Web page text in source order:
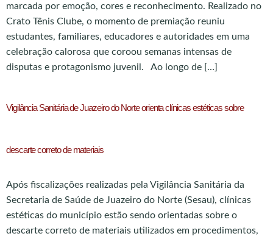
marcada por emoção, cores e reconhecimento. Realizado no
Crato Tênis Clube, o momento de premiação reuniu
estudantes, familiares, educadores e autoridades em uma
celebração calorosa que coroou semanas intensas de
disputas e protagonismo juvenil. Ao longo de […]
Vigilância Sanitária de Juazeiro do Norte orienta clínicas estéticas sobre
descarte correto de materiais
Após fiscalizações realizadas pela Vigilância Sanitária da
Secretaria de Saúde de Juazeiro do Norte (Sesau), clínicas
estéticas do município estão sendo orientadas sobre o
descarte correto de materiais utilizados em procedimentos,